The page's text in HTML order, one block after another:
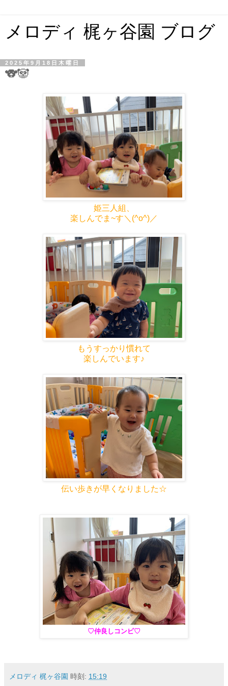
メロディ 梶ヶ谷園 ブログ
2025年9月18日木曜日
🐨🐼
姫三人組、
楽しんでま~す＼(^o^)／
もうすっかり慣れて
楽しんでいます♪
伝い歩きが早くなりました☆
♡仲良しコンビ♡
メロディ 梶ヶ谷園 時刻: 15:19